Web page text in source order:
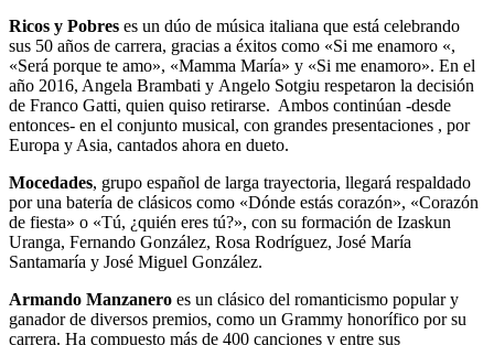
Ricos y Pobres es un dúo de música italiana que está celebrando
sus 50 años de carrera, gracias a éxitos como «Si me enamoro «,
«Será porque te amo», «Mamma María» y «Si me enamoro». En el
año 2016, Angela Brambati y Angelo Sotgiu respetaron la decisión
de Franco Gatti, quien quiso retirarse. Ambos continúan -desde
entonces- en el conjunto musical, con grandes presentaciones , por
Europa y Asia, cantados ahora en dueto.
Mocedades, grupo español de larga trayectoria, llegará respaldado
por una batería de clásicos como «Dónde estás corazón», «Corazón
de fiesta» o «Tú, ¿quién eres tú?», con su formación de Izaskun
Uranga, Fernando González, Rosa Rodríguez, José María
Santamaría y José Miguel González.
Armando Manzanero es un clásico del romanticismo popular y
ganador de diversos premios, como un Grammy honorífico por su
carrera. Ha compuesto más de 400 canciones y entre sus